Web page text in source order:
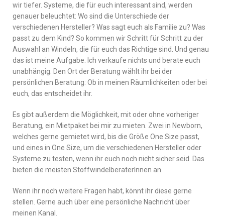
wir tiefer. Systeme, die für euch interessant sind, werden
genauer beleuchtet: Wo sind die Unterschiede der
verschiedenen Hersteller? Was sagt euch als Familie zu? Was
passt zu dem Kind? So kommen wir Schritt für Schritt zu der
Auswahl an Windeln, die für euch das Richtige sind. Und genau
das ist meine Aufgabe. Ich verkaufe nichts und berate euch
unabhängig. Den Ort der Beratung wählt ihr bei der
persönlichen Beratung: Ob in meinen Räumlichkeiten oder bei
euch, das entscheidet ihr.
Es gibt außerdem die Möglichkeit, mit oder ohne vorheriger
Beratung, ein Mietpaket bei mir zu mieten. Zwei in Newborn,
welches gerne gemietet wird, bis die Größe One Size passt,
und eines in One Size, um die verschiedenen Hersteller oder
Systeme zu testen, wenn ihr euch noch nicht sicher seid. Das
bieten die meisten StoffwindelberaterInnen an.
Wenn ihr noch weitere Fragen habt, könnt ihr diese gerne
stellen. Gerne auch über eine persönliche Nachricht über
meinen Kanal.